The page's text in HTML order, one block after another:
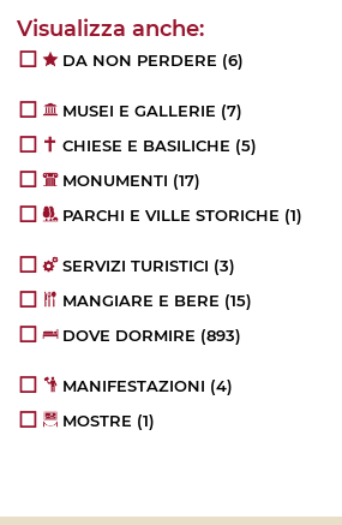
DA NON PERDERE (6)
MUSEI E GALLERIE (7)
CHIESE E BASILICHE (5)
MONUMENTI (17)
PARCHI E VILLE STORICHE (1)
SERVIZI TURISTICI (3)
MANGIARE E BERE (15)
DOVE DORMIRE (893)
MANIFESTAZIONI (4)
MOSTRE (1)